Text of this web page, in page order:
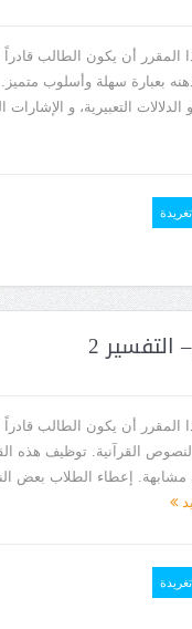
المقرر أن يكون الطالب
بعبارة سهلة وأسلوب
الدلالات التعبيرية، و
تغريدة
2
المقرر أن يكون الطالب
القرآنية. توظيف هذه
إعطاء الطلاب بعض
تغريدة